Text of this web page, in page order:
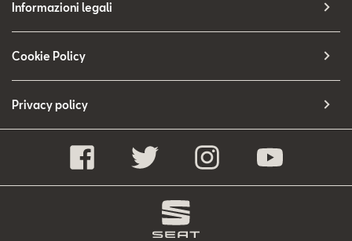
Informazioni legali
Cookie Policy
Privacy policy